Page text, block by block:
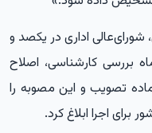
شورای‌عالی اداری در یکصد و
پنجمین جلسه خود پس از 9 ماه بررسی کارشناسی، اصلاح
وزارت جهاد کشاورزی را در 11 ماده تصویب و این مصوبه را
برای اجرا ابلاغ کرد.